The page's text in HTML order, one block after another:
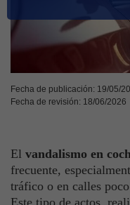
Fecha de publicación: 19/05/
Fecha de revisión: 18/06/2026
El vandalismo en
frecuente,
tráfico o en calles